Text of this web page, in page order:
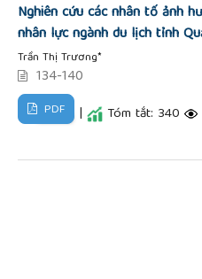
Nghiên cứu các nhân tố ảnh
nhân lực ngành du lịch tỉnh
Trần Thị Trương*
134-140
PDF | Tóm tắt: 340